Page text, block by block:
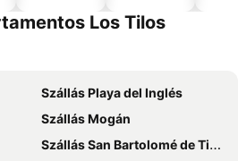
Los Tilos
Szállás Playa del Inglés
Szállás Mogán
Szállás San Bartolomé de Tirajana